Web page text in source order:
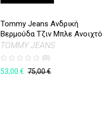
Tommy Jeans Ανδρική
Βερμούδα Τζιν Μπλε Ανοιχτό
TOMMY JEANS
(0)
53,00€ 75,00€